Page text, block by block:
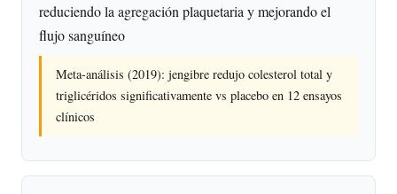
reduciendo la agregación plaquetaria y mejorando el
flujo sanguíneo
Meta-análisis (2019): jengibre redujo colesterol total y
triglicéridos significativamente vs placebo en 12 ensayos
clínicos